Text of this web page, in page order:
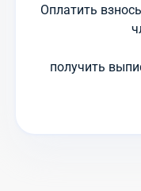
Оплатить
получить